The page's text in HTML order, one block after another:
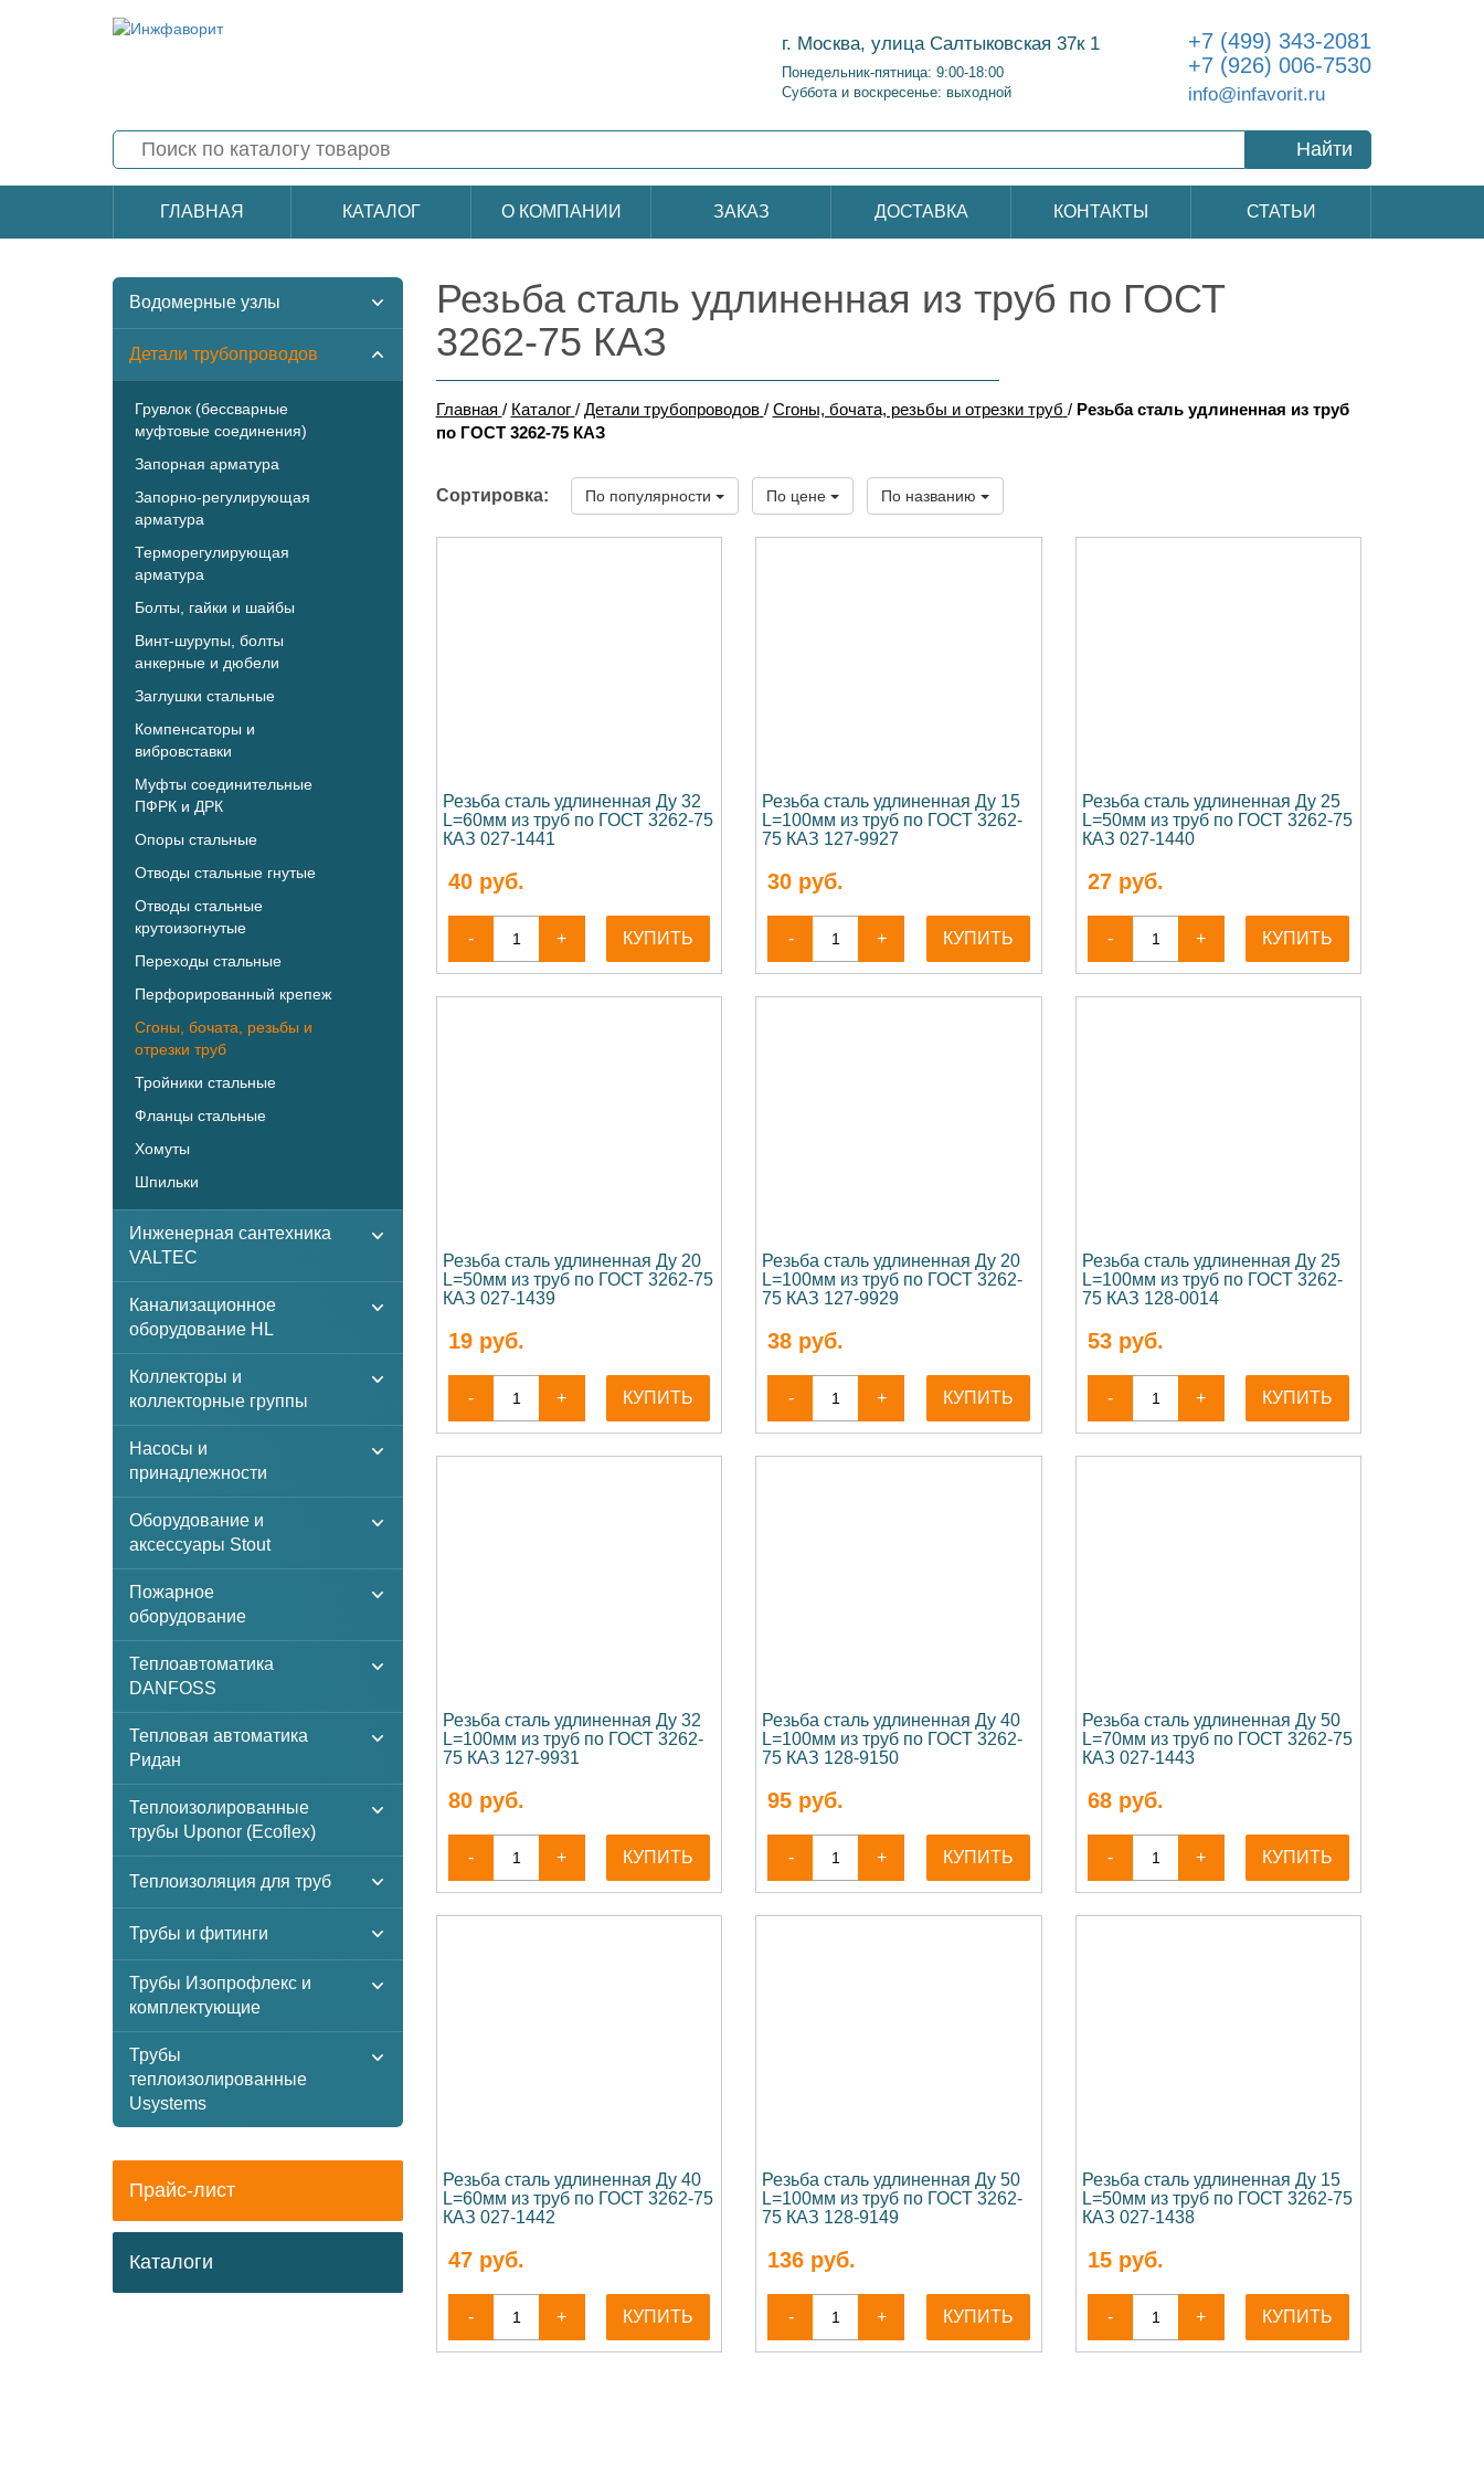
г. Москва, улица Салтыковская 37к 1
Понедельник-пятница: 9:00-18:00
Суббота и воскресенье: выходной
+7 (499) 343-2081
+7 (926) 006-7530
info@infavorit.ru
Найти
ГЛАВНАЯ КАТАЛОГ О КОМПАНИИ ЗАКАЗ ДОСТАВКА КОНТАКТЫ СТАТЬИ
Водомерные узлы
Детали трубопроводов
Грувлок (бессварные
муфтовые соединения)
Запорная арматура
Запорно-регулирующая
арматура
Терморегулирующая
арматура
Болты, гайки и шайбы
Винт-шурупы, болты
анкерные и дюбели
Заглушки стальные
Компенсаторы и
вибровставки
Муфты соединительные
ПФРК и ДРК
Опоры стальные
Отводы стальные гнутые
Отводы стальные
крутоизогнутые
Переходы стальные
Перфорированный крепеж
Сгоны, бочата, резьбы и
отрезки труб
Тройники стальные
Фланцы стальные
Хомуты
Шпильки
Инженерная сантехника
VALTEC
Канализационное
оборудование HL
Коллекторы и
коллекторные группы
Насосы и
принадлежности
Оборудование и
аксессуары Stout
Пожарное
оборудование
Теплоавтоматика
DANFOSS
Тепловая автоматика
Ридан
Теплоизолированные
трубы Uponor (Ecoflex)
Теплоизоляция для труб
Трубы и фитинги
Трубы Изопрофлекс и
комплектующие
Трубы
теплоизолированные
Usystems
Прайс-лист
Каталоги
Резьба сталь удлиненная из труб по ГОСТ
3262-75 КАЗ
Главная / Каталог / Детали трубопроводов / Сгоны, бочата, резьбы и отрезки труб / Резьба сталь удлиненная из труб
по ГОСТ 3262-75 КАЗ
Сортировка: По популярности По цене По названию
Резьба сталь удлиненная Ду 32
L=60мм из труб по ГОСТ 3262-75
КАЗ 027-1441
40руб.
- + КУПИТЬ
Резьба сталь удлиненная Ду 15
L=100мм из труб по ГОСТ 3262-
75 КАЗ 127-9927
30 руб.
- + КУПИТЬ
Резьба сталь удлиненная Ду 25
L=50мм из труб по ГОСТ 3262-75
КАЗ 027-1440
27руб.
- + КУПИТЬ
Резьба сталь удлиненная Ду 20
L=50мм из труб по ГОСТ 3262-75
КАЗ 027-1439
19руб.
- + КУПИТЬ
Резьба сталь удлиненная Ду 20
L=100мм из труб по ГОСТ 3262-
75 КАЗ 127-9929
38 руб.
- + КУПИТЬ
Резьба сталь удлиненная Ду 25
L=100мм из труб по ГОСТ 3262-
75 КАЗ 128-0014
53руб.
- + КУПИТЬ
Резьба сталь удлиненная Ду 32
L=100мм из труб по ГОСТ 3262-
75 КАЗ 127-9931
80руб.
- + КУПИТЬ
Резьба сталь удлиненная Ду 40
L=100мм из труб по ГОСТ 3262-
75 КАЗ 128-9150
95 руб.
- + КУПИТЬ
Резьба сталь удлиненная Ду 50
L=70мм из труб по ГОСТ 3262-75
КАЗ 027-1443
68руб.
- + КУПИТЬ
Резьба сталь удлиненная Ду 40
L=60мм из труб по ГОСТ 3262-75
КАЗ 027-1442
47руб.
- + КУПИТЬ
Резьба сталь удлиненная Ду 50
L=100мм из труб по ГОСТ 3262-
75 КАЗ 128-9149
136 руб.
- + КУПИТЬ
Резьба сталь удлиненная Ду 15
L=50мм из труб по ГОСТ 3262-75
КАЗ 027-1438
15руб.
- + КУПИТЬ